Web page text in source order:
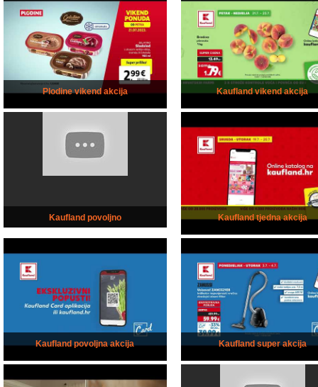
Plodine vikend akcija Kaufland vikend akcija
Kaufland povoljno Kaufland tjedna akcija
Kaufland povoljna akcija Kaufland super akcija